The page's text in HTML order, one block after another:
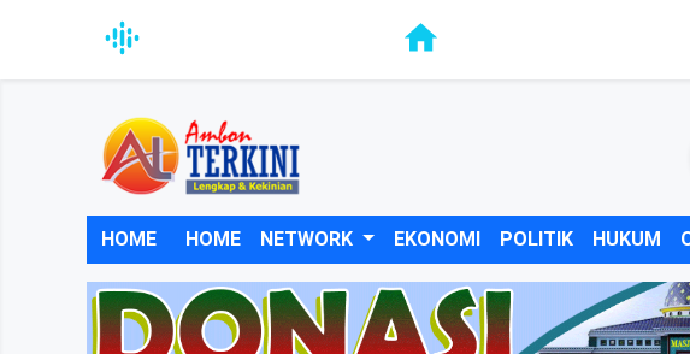
HOME HOME NETWORK EKONOMI POLITIK HUKUM